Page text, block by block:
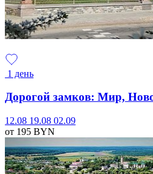
1 день
Дорогой замков: Мир,
12.08 19.08 02.09
от 195 BYN